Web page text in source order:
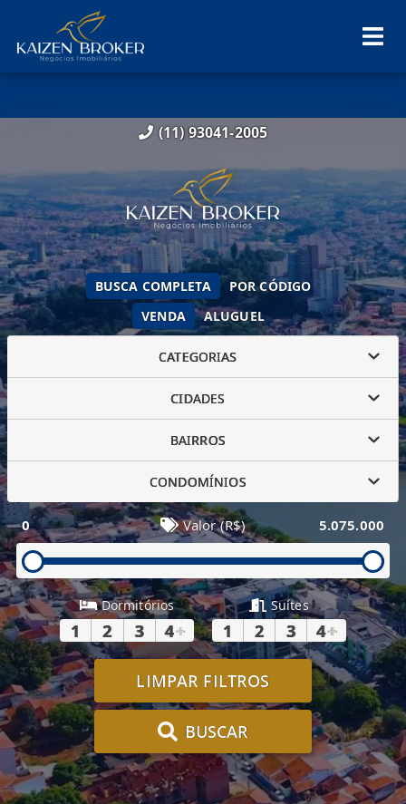
(11) 93041-2005
VENDA ALUGUEL
BUSCA COMPLETA POR CÓDIGO
CATEGORIAS
CIDADES
BAIRROS
CONDOMÍNIOS
0 Valor (R$) 5.075.000
Dormitórios
1 2 3 4+
Suítes
1 2 3 4+
LIMPAR FILTROS
BUSCAR